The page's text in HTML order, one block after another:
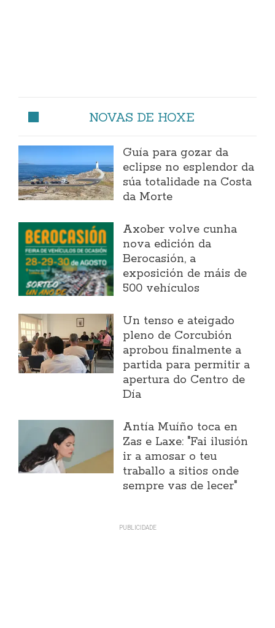
NOVAS DE HOXE
Guía para gozar da
eclipse no esplendor da
súa totalidade na Costa
da Morte
Axober volve cunha
nova edición da
Berocasión, a
exposición de máis de
500 vehículos
Un tenso e ateigado
pleno de Corcubión
aprobou finalmente a
partida para permitir a
apertura do Centro de
Día
Antía Muíño toca en
Zas e Laxe: "Fai ilusión
ir a amosar o teu
traballo a sitios onde
sempre vas de lecer"